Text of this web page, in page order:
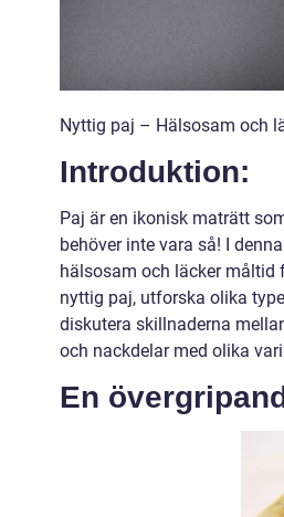
Nyttig paj – Hälsosam och
Introduktion:
Paj är en ikonisk maträtt
behöver inte vara så! I
hälsosam och läcker måltid
nyttig paj, utforska olika
diskutera skillnaderna
och nackdelar med olika
En